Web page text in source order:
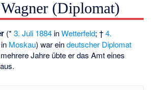
(Diplomat)
(*3. Juli 1884 inWetterfeld; †4.
in Moskau) war eindeutscher Diplomat
Jahre übte er das Amt eines
aus.